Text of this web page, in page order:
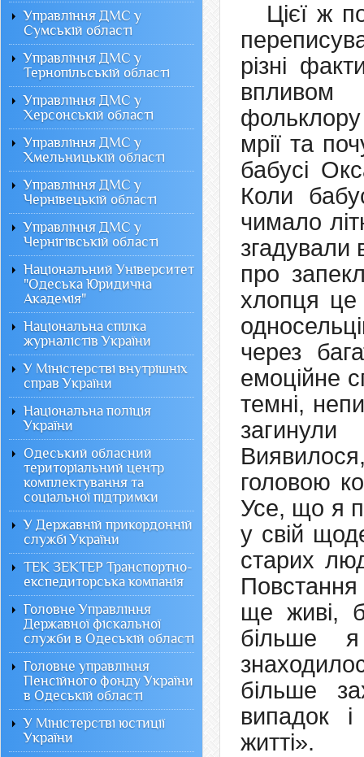
Цієї ж
різні
впливом
мрії та
бабусі
Коли
чимало
згадували
про
хлопця це
через
емоційне
темні,
головою
Усе, що я
у свій
старих
ще живі,
більше
більше
випадок
житті».
Управління ДМС у
Сумській області
Управління ДМС у
Тернопільській області
Управління ДМС у
Херсонській області
Управління ДМС у
Хмельницькій області
Управління ДМС у
Чернівецькій області
Управління ДМС у
Чернігівській області
Національний Університет
"Одеська Юридична
Академія"
Національна спілка
журналістів України
У Міністерстві внутрішніх
справ України
Національна поліція
України
Одеський обласний
територіальний центр
комплектування та
соціальної підтримки
У Державній прикордонній
службі України
ТЕК ЗЕКТЕР Транспортно-
експедиторська компанія
Головне Управління
Державної фіскальної
служби в Одеській області
Головне управління
Пенсійного фонду України
в Одеській області
У Міністерстві юстиції
України